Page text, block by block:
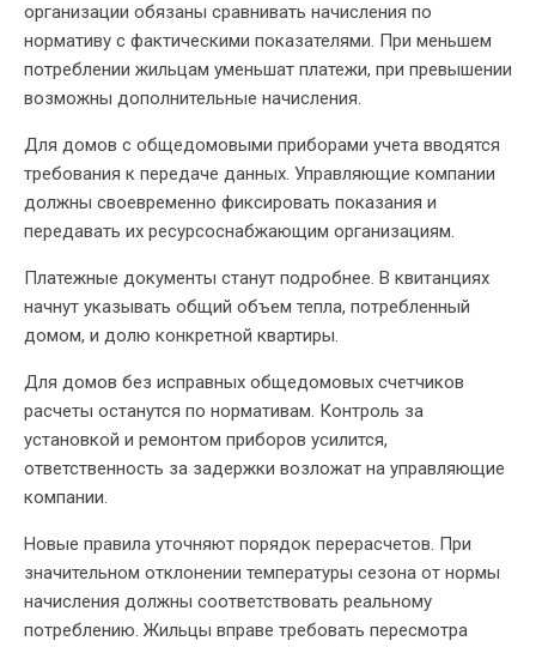
организации обязаны сравнивать начисления по
нормативу с фактическими показателями. При меньшем
потреблении жильцам уменьшат платежи, при превышении
возможны дополнительные начисления.
Для домов с общедомовыми приборами учета вводятся
требования к передаче данных. Управляющие компании
должны своевременно фиксировать показания и
передавать их ресурсоснабжающим организациям.
Платежные документы станут подробнее. В квитанциях
начнут указывать общий объем тепла, потребленный
домом, и долю конкретной квартиры.
Для домов без исправных общедомовых счетчиков
расчеты останутся по нормативам. Контроль за
установкой и ремонтом приборов усилится,
ответственность за задержки возложат на управляющие
компании.
Новые правила уточняют порядок перерасчетов. При
значительном отклонении температуры сезона от нормы
начисления должны соответствовать реальному
потреблению. Жильцы вправе требовать пересмотра